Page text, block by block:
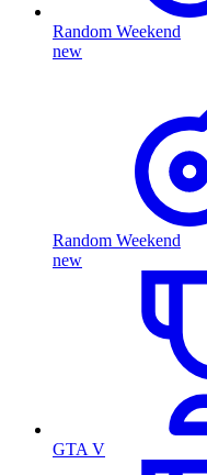
Random Weekend
new
Random Weekend
new
GTA V